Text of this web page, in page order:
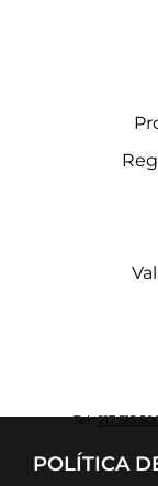
POLÍTICA
Tel.:217 515